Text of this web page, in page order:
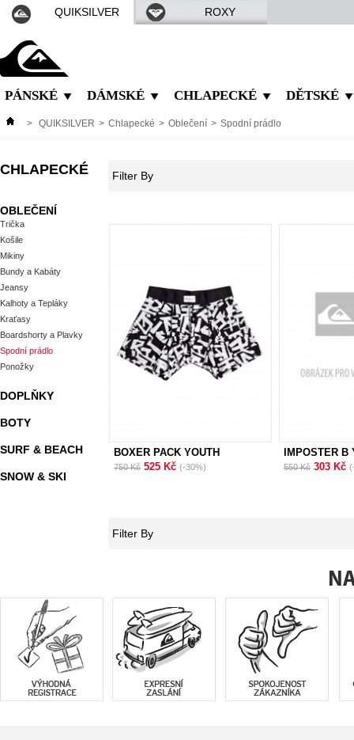
QUIKSILVER ROXY
PÁNSKÉ DÁMSKÉ CHLAPECKÉ DĚTSKÉ
> QUIKSILVER > Chlapecké > Oblečení > Spodní prádlo
CHLAPECKÉ
OBLEČENÍ
Trička
Košile
Mikiny
Bundy a Kabáty
Jeansy
Kalhoty a Tepláky
Kraťasy
Boardshorty a Plavky
Spodní prádlo
Ponožky
DOPLŇKY
BOTY
SURF & BEACH
SNOW & SKI
Filter By
BOXER PACK YOUTH
750 Kč 525 Kč (-30%)
IMPOSTER B
550 Kč 303 Kč
Filter By